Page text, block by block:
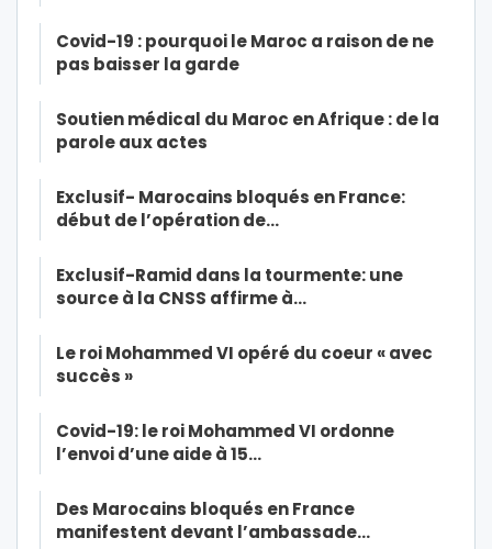
Covid-19 : pourquoi le Maroc a raison de ne
pas baisser la garde
Soutien médical du Maroc en Afrique : de la
parole aux actes
Exclusif- Marocains bloqués en France:
début de l’opération de…
Exclusif-Ramid dans la tourmente: une
source à la CNSS affirme à…
Le roi Mohammed VI opéré du coeur « avec
succès »
Covid-19: le roi Mohammed VI ordonne
l’envoi d’une aide à 15…
Des Marocains bloqués en France
manifestent devant l’ambassade…